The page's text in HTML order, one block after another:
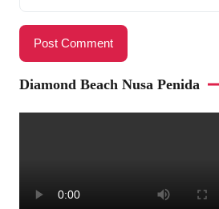
Diamond Beach Nusa Penida